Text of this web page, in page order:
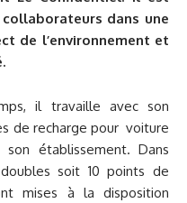
dans une
de l’environnement et
il travaille avec son
de recharge pour voiture
établissement. Dans
soit 10 points de
mises à la disposition